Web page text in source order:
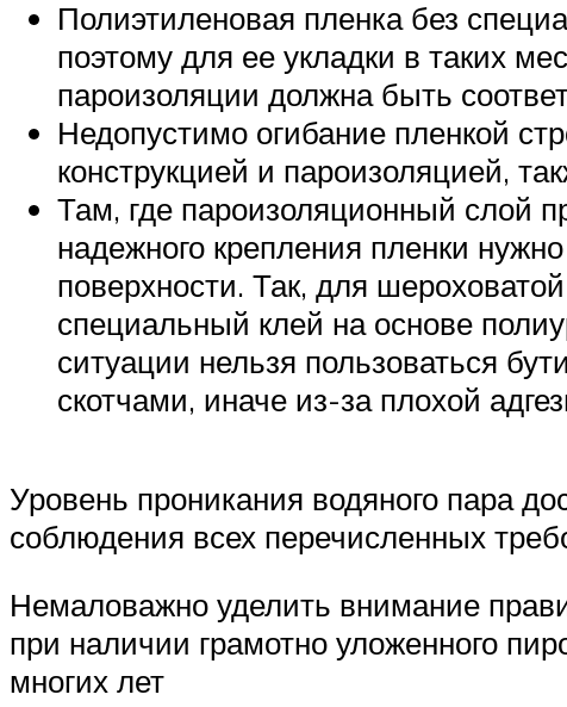
Полиэтиленовая пленка без
поэтому для ее укладки в таких
пароизоляции должна быть
Недопустимо огибание пленкой
конструкцией и пароизоляцией,
Там, где пароизоляционный слой
надежного крепления пленки
поверхности. Так, для
специальный клей на основе
ситуации нельзя пользоваться
скотчами, иначе из-за плохой
Уровень проникания водяного пара
соблюдения всех перечисленных
Немаловажно уделить внимание
при наличии грамотно уложенного
многих лет